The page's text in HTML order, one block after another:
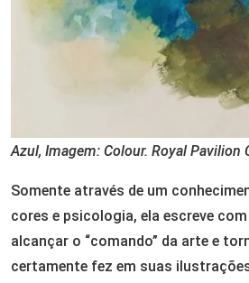
Azul, Imagem: Colour. Royal Pavilion
Somente através de um
cores e psicologia, ela escreve
alcançar o “comando” da arte e
certamente fez em suas